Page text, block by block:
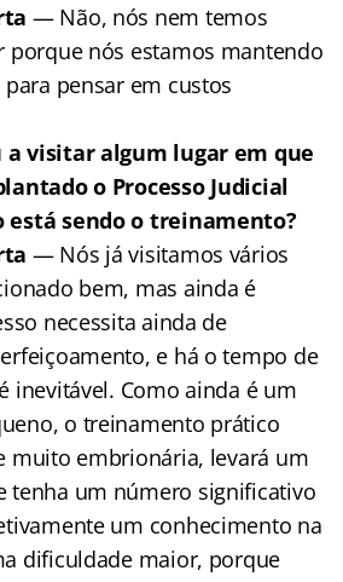
— Não, nós nem temos
porque nós estamos mantendo
pensar em custos
a visitar algum lugar em que
o Processo Judicial
está sendo o treinamento?
— Nós já visitamos vários
bem, mas ainda é
necessita ainda de
e há o tempo de
inevitável. Como ainda é um
o treinamento prático
muito embrionária, levará um
tenha um número significativo
um conhecimento na
dificuldade maior, porque